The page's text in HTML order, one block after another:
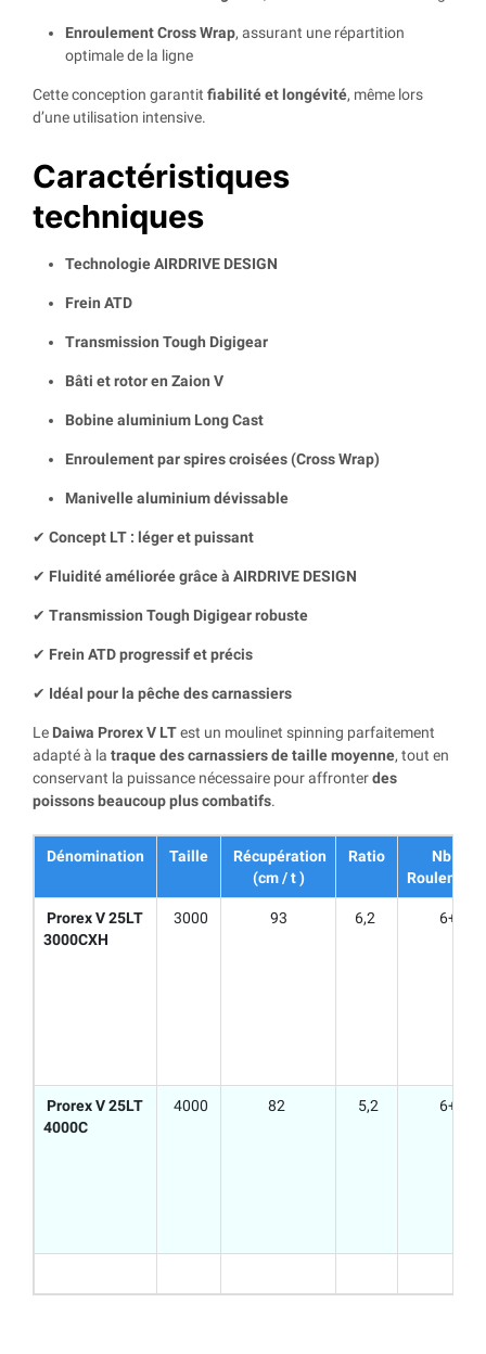
Enroulement Cross Wrap, assurant une répartition
optimale de la ligne
Cette conception garantit fiabilité et longévité, même lors
d’une utilisation intensive.
Caractéristiques
techniques
Technologie AIRDRIVE DESIGN
Frein ATD
Transmission Tough Digigear
Bâti et rotor en Zaion V
Bobine aluminium Long Cast
Enroulement par spires croisées (Cross Wrap)
Manivelle aluminium dévissable
✔ Concept LT : léger et puissant
✔ Fluidité améliorée grâce à AIRDRIVE DESIGN
✔ Transmission Tough Digigear robuste
✔ Frein ATD progressif et précis
✔ Idéal pour la pêche des carnassiers
Le Daiwa Prorex V LTest un moulinet spinning parfaitement
adapté à la traque des carnassiers de taille moyenne, tout en
conservant la puissance nécessaire pour affronterdes
poissons beaucoup plus combatifs.
Dénomination Taille
Récupération
(cm / t )
Ratio
Nb de
Prorex V 25LT
3000CXH
3000 93 6,2 6+1
Prorex V 25LT
4000C
4000 82 5,2 6+1